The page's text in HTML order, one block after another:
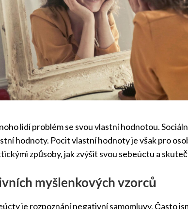
lidí problém se svou vlastní hodnotou.
hodnoty. Pocit vlastní hodnoty je však pro
způsoby, jak zvýšit svou sebeúctu a
myšlenkových vzorců
je rozpoznání negativní samomluvy. Často